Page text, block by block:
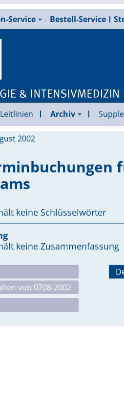
Service Bestell-Service
Leitlinien Archiv
2002
keine Schlüsselwörter
keine Zusammenfassung
von 0708-2002